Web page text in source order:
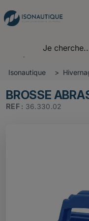
Isonautique
BROSSE
REF : 36.330.02